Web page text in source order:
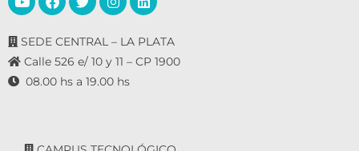
SEDE CENTRAL – LA PLATA
Calle 526 e/ 10 y 11 – CP 1900
08.00 hs a 19.00 hs